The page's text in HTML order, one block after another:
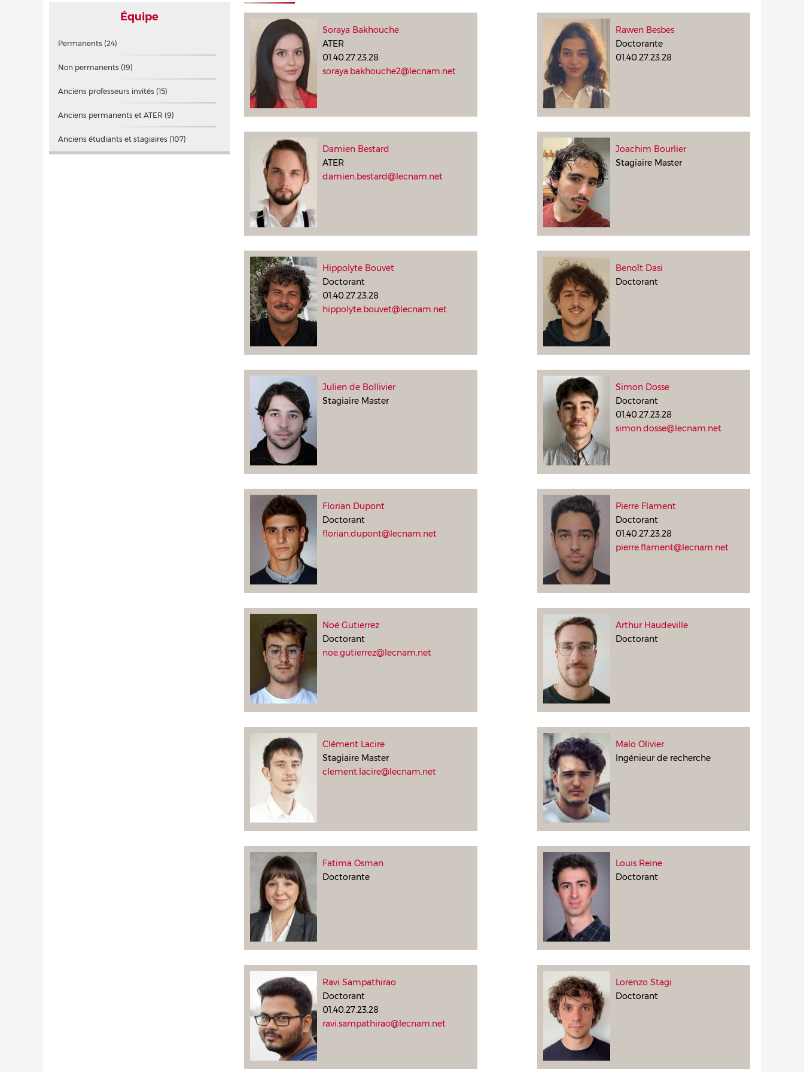
Soraya Bakhouche
ATER
01.40.27.23.28
soraya.bakhouche2@lecnam.net
Rawen Besbes
Doctorante
01.40.27.23.28
Damien Bestard
ATER
damien.bestard@lecnam.net
Joachim Bourlier
Stagiaire Master
Hippolyte Bouvet
Doctorant
01.40.27.23.28
hippolyte.bouvet@lecnam.net
Benoît Dasi
Doctorant
Julien de Bollivier
Stagiaire Master
Simon Dosse
Doctorant
01.40.27.23.28
simon.dosse@lecnam.net
Florian Dupont
Doctorant
florian.dupont@lecnam.net
Pierre Flament
Doctorant
01.40.27.23.28
pierre.flament@lecnam.net
Noé Gutierrez
Doctorant
noe.gutierrez@lecnam.net
Arthur Haudeville
Doctorant
Clément Lacire
Stagiaire Master
clement.lacire@lecnam.net
Malo Olivier
Ingénieur de recherche
Fatima Osman
Doctorante
Louis Reine
Doctorant
Ravi Sampathirao
Doctorant
01.40.27.23.28
ravi.sampathirao@lecnam.net
Lorenzo Stagi
Doctorant
Équipe
Permanents (24)
Non permanents (19)
Anciens professeurs invités (15)
Anciens permanents et ATER (9)
Anciens étudiants et stagiaires (107)